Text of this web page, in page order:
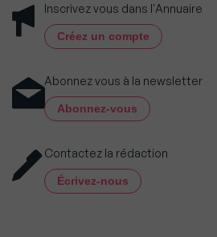
Inscrivez vous dans l'Annuaire
Créez un compte
Abonnez vous à la newsletter
Abonnez-vous
Contactez la rédaction
Écrivez-nous